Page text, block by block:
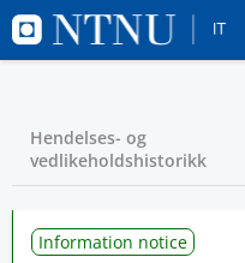
Hendelses- og
vedlikeholdshistorikk
Information notice